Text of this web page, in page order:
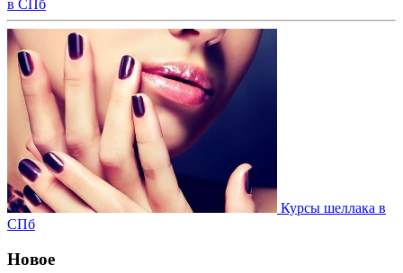
в СПб
Курсы шеллака в
СПб
Новое